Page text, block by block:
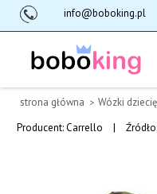
info@boboking.pl
strona główna Wózki
Producent:Carrello |